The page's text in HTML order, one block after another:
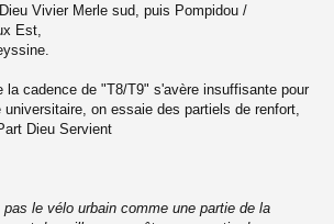
Vivier Merle sud, puis Pompidou /
Est,
la cadence de "T8/T9" s'avère insuffisante pour
on essaie des partiels de renfort,
Dieu Servient
le vélo urbain comme une partie de la